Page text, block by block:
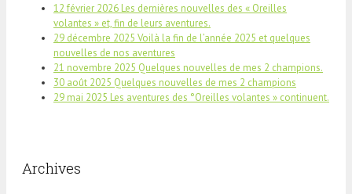
12 février 2026 Les dernières nouvelles des « Oreilles
volantes » et, fin de leurs aventures.
29 décembre 2025 Voilà la fin de l’année 2025 et quelques
nouvelles de nos aventures
21 novembre 2025 Quelques nouvelles de mes 2 champions.
30 août 2025 Quelques nouvelles de mes 2 champions
29 mai 2025 Les aventures des °Oreilles volantes » continuent.
Archives